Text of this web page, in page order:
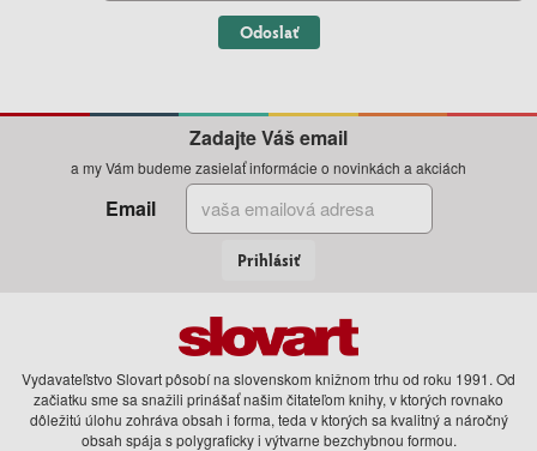
Odoslať
Zadajte Váš email
a my Vám budeme zasielať informácie o novinkách a akciách
Email
Prihlásiť
Vydavateľstvo Slovart pôsobí na slovenskom knižnom trhu od roku 1991. Od
začiatku sme sa snažili prinášať našim čitateľom knihy, v ktorých rovnako
dôležitú úlohu zohráva obsah i forma, teda v ktorých sa kvalitný a náročný
obsah spája s polygraficky i výtvarne bezchybnou formou.